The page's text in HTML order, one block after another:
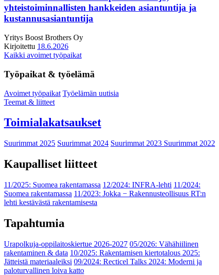
yhteistoiminnallisten hankkeiden asiantuntija ja
kustannusasiantuntija
Yritys Boost Brothers Oy
Kirjoitettu 18.6.2026
Kaikki avoimet työpaikat
Työpaikat & työelämä
Avoimet työpaikat Työelämän uutisia
Teemat & liitteet
Toimialakatsaukset
Suurimmat 2025 Suurimmat 2024 Suurimmat 2023 Suurimmat 2022
Kaupalliset liitteet
11/2025: Suomea rakentamassa 12/2024: INFRA-lehti 11/2024:
Suomea rakentamassa 11/2023: Jokka − Rakennusteollisuus RT:n
lehti kestävästä rakentamisesta
Tapahtumia
Urapolkuja-oppilaitoskiertue 2026-2027 05/2026: Vähähiilinen
rakentaminen & data 10/2025: Rakentamisen kiertotalous 2025:
Jätteistä materiaaleiksi 09/2024: Recticel Talks 2024: Moderni ja
paloturvallinen loiva katto